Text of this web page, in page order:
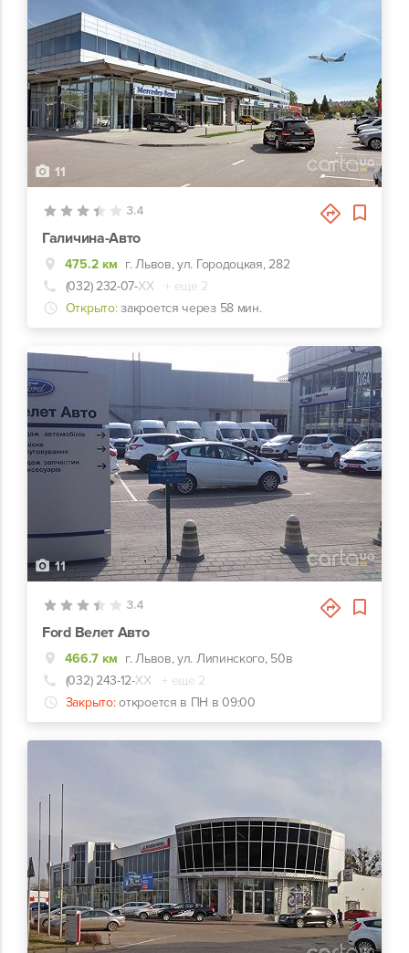
11
3.4
Галичина-Авто
475.2 км г. Львов, ул. Городоцкая, 282
(032) 232-07-ХХ
+ еще 2
Открыто: закроется через 58 мин.
11
3.4
Ford Велет Авто
466.7 км г. Львов, ул. Липинского, 50в
(032) 243-12-ХХ
+ еще 2
Закрыто: откроется в ПН в 09:00